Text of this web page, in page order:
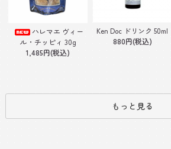
ハレマエ ヴィー
ル・チッピィ 30g
1,485円(税込)
Ken Doc ドリンク 50ml
880円(税込)
もっと見る